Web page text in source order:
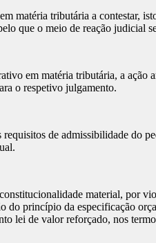
matéria tributária a contestar,
que o meio de reação judicial
em matéria tributária, a ação
o respetivo julgamento.
de admissibilidade do
material, por
princípio da especificação
lei de valor reforçado, nos